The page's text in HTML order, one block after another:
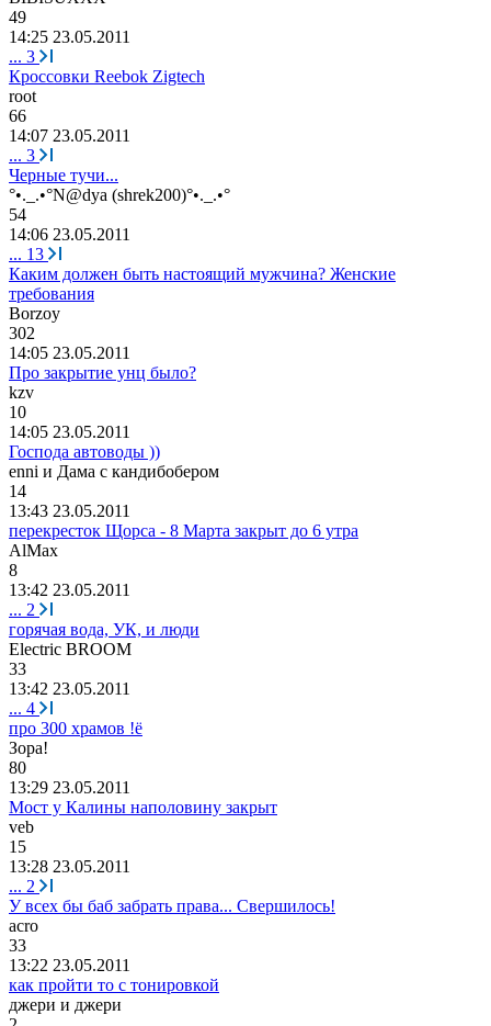
49
14:25 23.05.2011
... 3
Кроссовки Reebok Zigtech
rооt
66
14:07 23.05.2011
... 3
Черные тучи...
°•._.•°N@dya (shrek200)°•._.•°
54
14:06 23.05.2011
... 13
Каким должен быть настоящий мужчина? Женские
требования
Borzoy
302
14:05 23.05.2011
Про закрытие унц было?
kzv
10
14:05 23.05.2011
Господа автоводы ))
enni и Дама с кандибобером
14
13:43 23.05.2011
перекресток Щорса - 8 Марта закрыт до 6 утра
AlMax
8
13:42 23.05.2011
... 2
горячая вода, УК, и люди
Electric BROOM
33
13:42 23.05.2011
... 4
про 300 храмов !ё
Зоpa!
80
13:29 23.05.2011
Мост у Калины наполовину закрыт
veb
15
13:28 23.05.2011
... 2
У всех бы баб забрать права... Свершилось!
acro
33
13:22 23.05.2011
как пройти то с тонировкой
джери и джери